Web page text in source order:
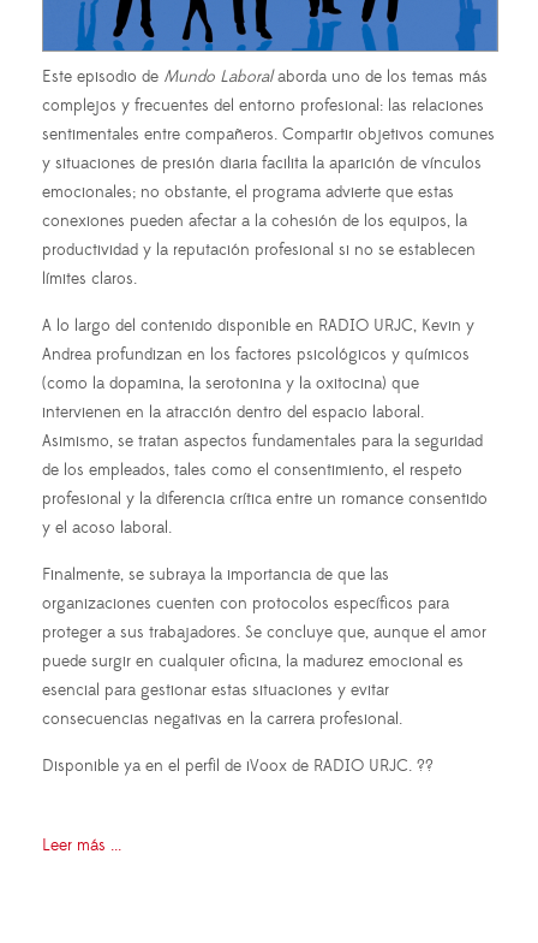
Este episodio de Mundo Laboralaborda uno de los temas más
complejos y frecuentes del entorno profesional: las relaciones
sentimentales entre compañeros. Compartir objetivos comunes
y situaciones de presión diaria facilita la aparición de vínculos
emocionales; no obstante, el programa advierte que estas
conexiones pueden afectar a la cohesión de los equipos, la
productividad y la reputación profesional si no se establecen
límites claros.
A lo largo del contenido disponible en RADIO URJC, Kevin y
Andrea profundizan en los factores psicológicos y químicos
(como la dopamina, la serotonina y la oxitocina) que
intervienen en la atracción dentro del espacio laboral.
Asimismo, se tratan aspectos fundamentales para la seguridad
de los empleados, tales como el consentimiento, el respeto
profesional y la diferencia crítica entre un romance consentido
y el acoso laboral.
Finalmente, se subraya la importancia de que las
organizaciones cuenten con protocolos específicos para
proteger a sus trabajadores. Se concluye que, aunque el amor
puede surgir en cualquier oficina, la madurez emocional es
esencial para gestionar estas situaciones y evitar
consecuencias negativas en la carrera profesional.
Disponible ya en el perfil de iVoox de RADIO URJC. ?️?
Leer más ...